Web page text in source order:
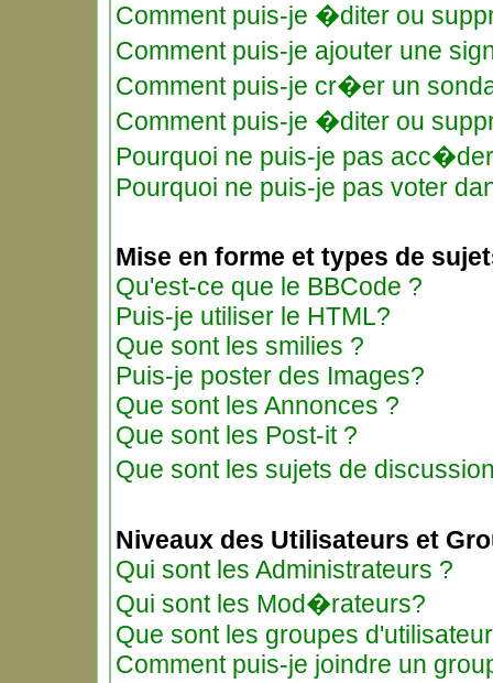
Comment puis-je �diter ou
Comment puis-je ajouter une
Comment puis-je cr�er un
Comment puis-je �diter ou
Pourquoi ne puis-je pas
Pourquoi ne puis-je pas voter
Mise en forme et types de
Qu'est-ce que le BBCode ?
Puis-je utiliser le HTML?
Que sont les smilies ?
Puis-je poster des Images?
Que sont les Annonces ?
Que sont les Post-it ?
Que sont les sujets de
Niveaux des Utilisateurs et
Qui sont les Administrateurs ?
Qui sont les Mod�rateurs?
Que sont les groupes
Comment puis-je joindre un